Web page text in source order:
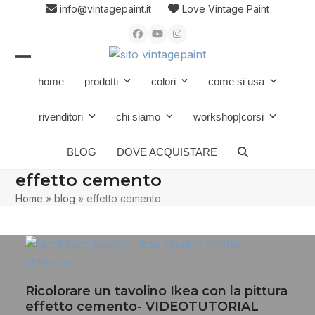
info@vintagepaint.it Love Vintage Paint
Facebook
YouTubeInstagram
menu
menu
home prodotti colori come si usa
rivenditori chi siamo workshop|corsi
BLOG DOVE ACQUISTARE
effetto cemento
Home »blog » effetto cemento
Ricolorare un tavolino Ikea con la pittura
effetto cemento- VIDEOTUTORIAL